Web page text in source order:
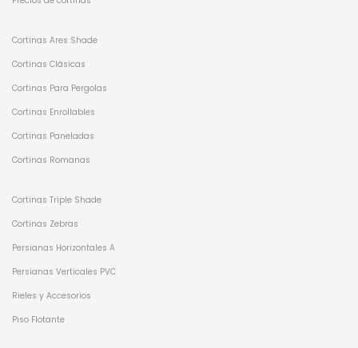
Cortinas Ares Shade
Cortinas Clásicas
Cortinas Para Pergolas
Cortinas Enrollables
Cortinas Paneladas
Cortinas Romanas
Cortinas Triple Shade
Cortinas Zebras
Persianas Horizontales A
Persianas Verticales PVC
Rieles y Accesorios
Piso Flotante